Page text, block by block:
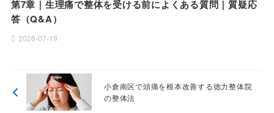
第7章｜生理痛で整体を受ける前によくある質問｜質疑応
答（Q&A）
2026-07-19
小倉南区で頭痛を根本改善する徳力整体院
の整体法